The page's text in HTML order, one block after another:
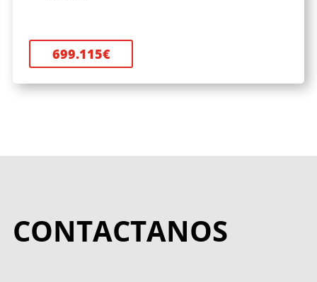
699.115€
CONTACTANOS